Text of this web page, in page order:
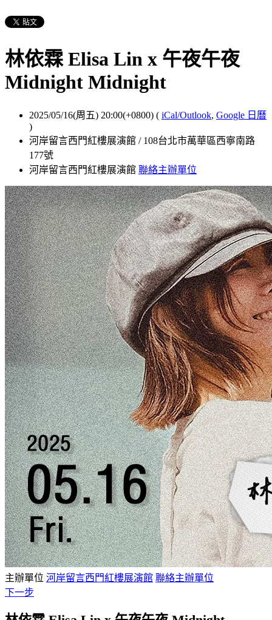
林依霖 Elisa Lin x 午夜午夜
Midnight Midnight
2025/05/16(周五) 20:00(+0800) ( iCal/Outlook, Google 日曆
)
河岸留言西門紅樓展演館 / 108台北市萬華區西寧南路
177號
河岸留言西門紅樓展演館 聯絡主辦單位
主辦單位 河岸留言西門紅樓展演館 聯絡主辦單位
下一步